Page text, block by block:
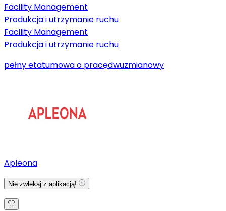
Facility Management
Produkcja i utrzymanie ruchu
Facility Management
Produkcja i utrzymanie ruchu
pełny etatumowa o pracędwuzmianowy
Apleona
Nie zwlekaj z aplikacją!